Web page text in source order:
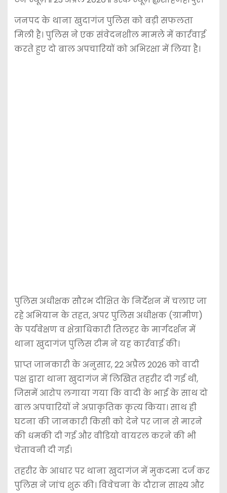
जनपद के थाना खुदागंज पुलिस को बड़ी सफलता
मिली है। पुलिस ने एक संवेदनशील मामले में कार्रवाई
करते हुए दो बाल अपचारियों को अभिरक्षा में लिया है।
पुलिस अधीक्षक सौरभ दीक्षित के निर्देशन में चलाए जा
रहे अभियान के तहत, अपर पुलिस अधीक्षक (ग्रामीण)
के पर्यवेक्षण व क्षेत्राधिकारी तिलहर के मार्गदर्शन में
थाना खुदागंज पुलिस टीम ने यह कार्रवाई की।
प्राप्त जानकारी के अनुसार, 22 अप्रैल 2026 को वादी
पक्ष द्वारा थाना खुदागंज में लिखित तहरीर दी गई थी,
जिसमें आरोप लगाया गया कि वादी के भाई के साथ दो
बाल अपचारियों ने अप्राकृतिक कृत्य किया। साथ ही
घटना की जानकारी किसी को देने पर जान से मारने
की धमकी दी गई और वीडियो वायरल करने की भी
चेतावनी दी गई।
तहरीर के आधार पर थाना खुदागंज में मुकदमा दर्ज कर
पुलिस ने जांच शुरू की। विवेचना के दौरान साक्ष्य और